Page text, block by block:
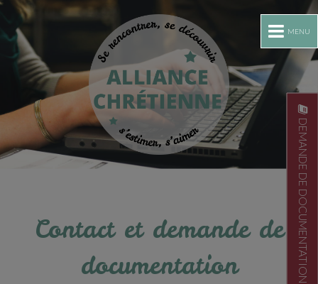
MENU
DEMANDE DE DOCUMENTATION
Contact et demande de
documentation